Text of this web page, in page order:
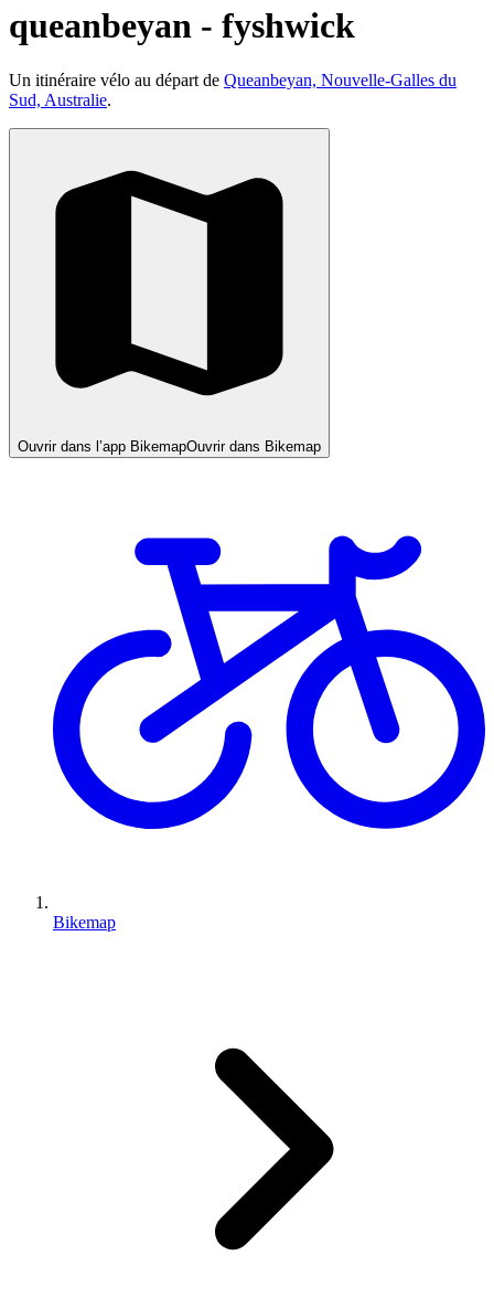
queanbeyan - fyshwick
Un itinéraire vélo au départ de Queanbeyan, Nouvelle-Galles du
Sud, Australie.
Ouvrir dans l’app BikemapOuvrir dans Bikemap
Bikemap